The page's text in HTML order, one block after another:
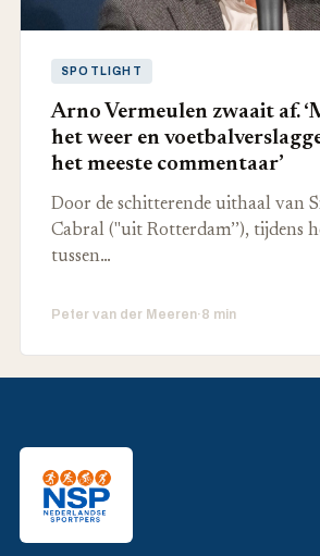
SPOTLIGHT
Arno Vermeulen zwaait af.
het weer en
het meeste commentaar’
Door de schitterende uithaal van
Cabral ("uit Rotterdam’’), tijdens
tussen…
Peter van der Meeren·8 min